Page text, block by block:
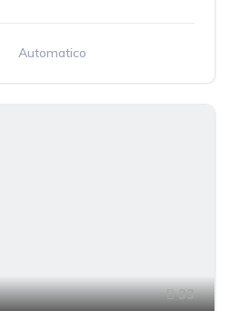
Automatico
33